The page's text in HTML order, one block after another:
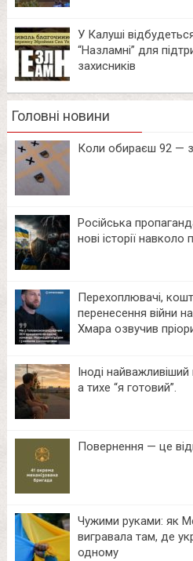
У Калуші
“Назламні” для
захисників
Головні новини
Коли обираєш 92 —
Російська
нові історії навколо
Перехоплювачі,
перенесення війни
Хмара озвучив
Іноді
а тихе “я готовий”.
Повернення — це
Чужими руками: як
вигравала там, де
одному